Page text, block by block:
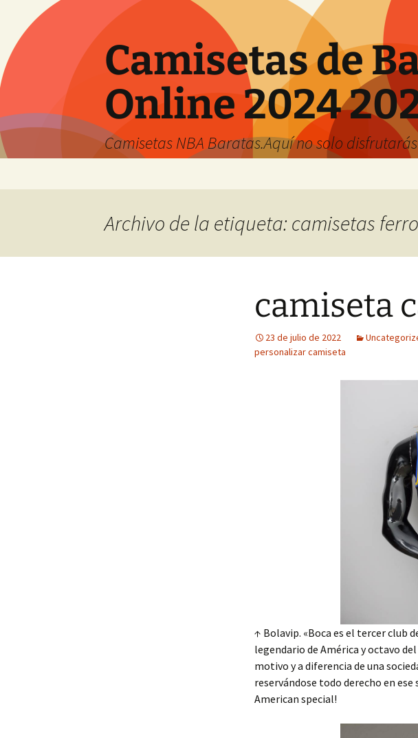
Camisetas de
Online 2024
Camisetas NBA Baratas.Aquí no solo
Archivo de la etiqueta: camisetas
camiseta
23 de julio de 2022
personalizar camiseta
↑ Bolavip. «Boca es el tercer club
legendario de América y octavo
motivo y a diferencia de una
reservándose todo derecho en
American special!